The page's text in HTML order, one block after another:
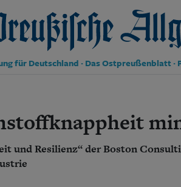
Allgemeine Zeitung
für Deutschland · Das Ostpreußenblatt ·
Wirtschaft
Panorama
Gesellschaft
und Resilienz“ der Boston